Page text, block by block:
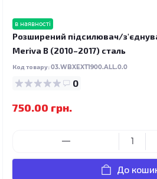
в наявності
Розширений підсилювач/
Meriva B (2010–2017) сталь
Код товару:03.WBXEXT1900.ALL.0.0
0
750.00 грн.
До